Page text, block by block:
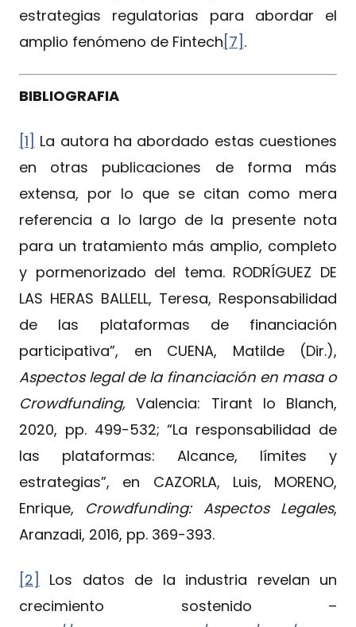
estrategias regulatorias para abordar el
amplio fenómeno de Fintech [7] .
BIBLIOGRAFIA
[1] La autora ha abordado estas cuestiones
en otras publicaciones de forma más
extensa, por lo que se citan como mera
referencia a lo largo de la presente nota
para un tratamiento más amplio, completo
y pormenorizado del tema. RODRÍGUEZ DE
LAS HERAS BALLELL, Teresa, Responsabilidad
de las plataformas de financiación
participativa”, en CUENA, Matilde (Dir.),
Aspectos legal de la financiación en masa o
Crowdfunding,Valencia: Tirant lo Blanch,
2020, pp. 499-532; “La responsabilidad de
las plataformas: Alcance, límites y
estrategias”, en CAZORLA, Luis, MORENO,
Enrique, Crowdfunding: Aspectos Legales,
Aranzadi, 2016, pp. 369-393.
[2]
Los datos de la industria revelan un
crecimiento sostenido –